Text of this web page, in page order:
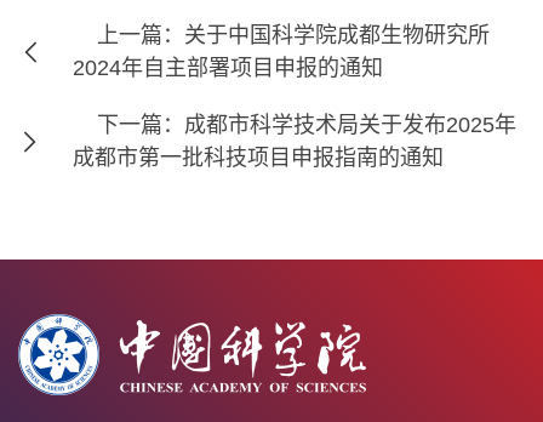
上一篇：关于中国科学院成都生物研究所
2024年自主部署项目申报的通知
下一篇：成都市科学技术局关于发布2025年
成都市第一批科技项目申报指南的通知